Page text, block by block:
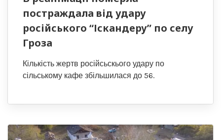
постраждала від удару
російського “Іскандеру” по селу
Гроза
Кількість жертв російсьскього удару по
сільському кафе збільшилася до 56.